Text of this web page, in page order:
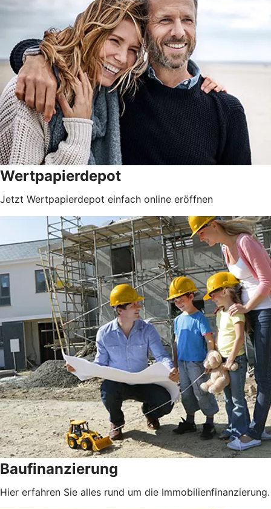
Wertpapierdepot
Jetzt Wertpapierdepot einfach online eröffnen
Baufinanzierung
Hier erfahren Sie alles rund um die Immobilienfinanzierung.